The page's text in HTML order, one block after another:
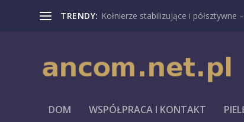
TRENDY: Kołnierze stabilizujące i półsztywne
DOM WSPÓŁPRACA I KONTAKT